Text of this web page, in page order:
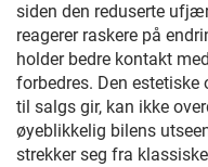
siden den reduserte
reagerer raskere på
holder bedre kontakt
forbedres. Den
til salgs gir, kan ikke
øyeblikkelig bilens
strekker seg fra